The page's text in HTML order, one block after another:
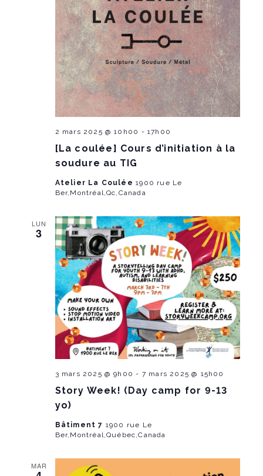
e
n
t
s
S
e
r
c
h
a
n
d
V
i
e
w
e
n
t
V
i
e
s
i
g
a
t
i
o
n
[La coulée] Cours d’initiation à la
soudure au TIG
2 mars 2025 @ 10h00 - 17h00
Atelier La Coulée1900 rue Le
Ber,Montréal,Qc,Canada
LUN
3
Story Week! (Day camp for 9-13
yo)
3 mars 2025 @ 9h00 - 7 mars 2025 @ 15h00
Bâtiment 7 1900 rue Le
Ber,Montréal,Québec,Canada
MAR